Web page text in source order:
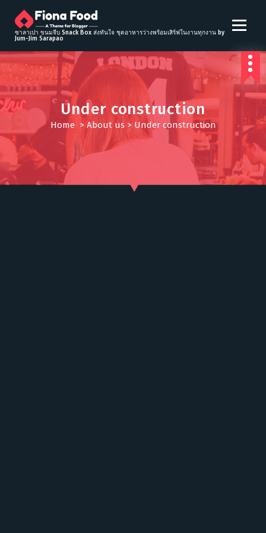
t
o
c
o
n
e
t
ซาลาเปา ขนมจีบ Snack Box ส่งทันใจ ชุดอาหารว่างพร้อมเสิร์ฟในงานทุกงาน by
Jum-Jim Sarapao
Under construction
Home >About us > Under construction